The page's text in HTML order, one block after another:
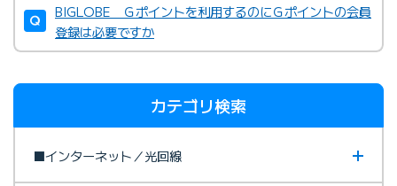
BIGLOBE Ｇポイントを利用するのにＧポイントの会員
登録は必要ですか
カテゴリ検索
■インターネット／光回線